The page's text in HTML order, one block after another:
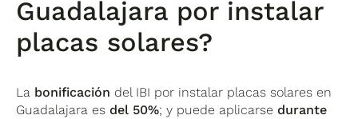
Guadalajara por instalar
placas solares?
La bonificación del IBI por instalar placas solares en
Guadalajara es del 50%; y puede aplicarse durante